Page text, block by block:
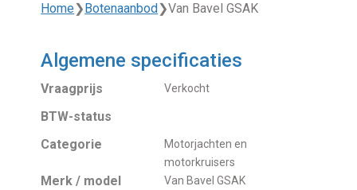
Home❯ Botenaanbod ❯Van Bavel GSAK
Algemene specificaties
Vraagprijs Verkocht
BTW-status
Categorie
Motorjachten en
motorkruisers
Merk / model Van Bavel GSAK